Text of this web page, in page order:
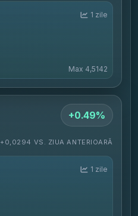
1 zile
Max 4,5142
+0.49%
+0,0294 VS. ZIUA ANTERIOARĂ
1 zile